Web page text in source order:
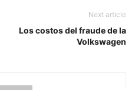
Next article
Los costos del fraude de la
Volkswagen